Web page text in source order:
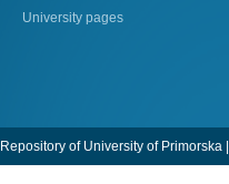
University pages
Repository of University of Primorska |